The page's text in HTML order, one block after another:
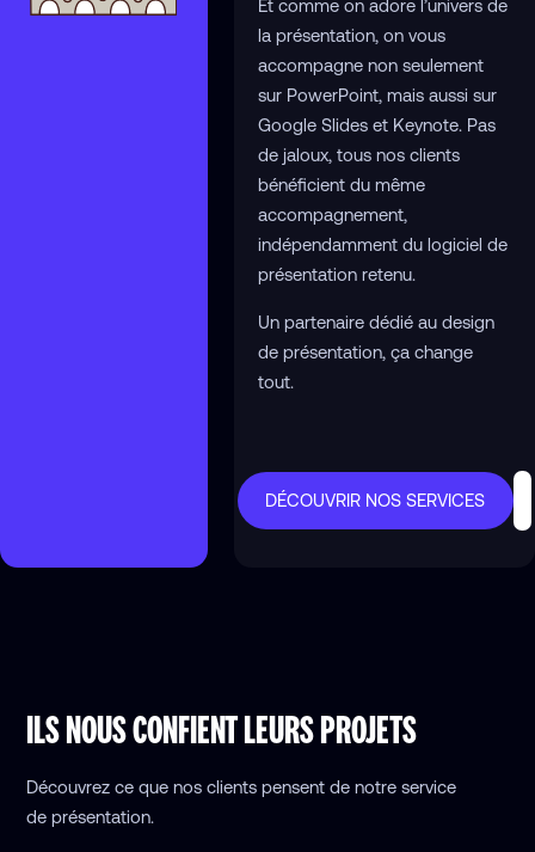
Et comme on adore l’univers de
la présentation, on vous
accompagne non seulement
sur PowerPoint, mais aussi sur
Google Slides et Keynote. Pas
de jaloux, tous nos clients
bénéficient du même
accompagnement,
indépendamment du logiciel de
présentation retenu.
Un partenaire dédié au design
de présentation, ça change
tout.
DÉCOUVRIR NOS SERVICES
ILS NOUS CONFIENT LEURS PROJETS
Découvrez ce que nos clients pensent de notre service
de présentation.